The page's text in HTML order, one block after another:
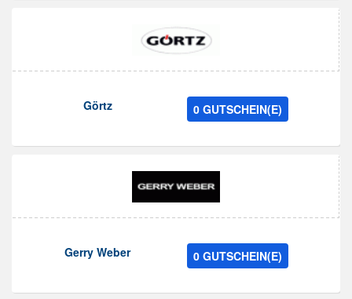
Görtz 0 GUTSCHEIN(E)
Gerry Weber 0 GUTSCHEIN(E)